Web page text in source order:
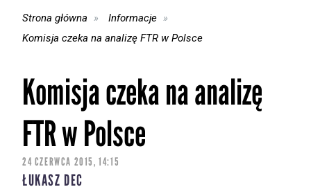
Strona główna
Informacje
Komisja czeka na analizę FTR w Polsce
Komisja czeka na analizę
FTR w Polsce
24 CZERWCA 2015, 14:15
ŁUKASZ DEC